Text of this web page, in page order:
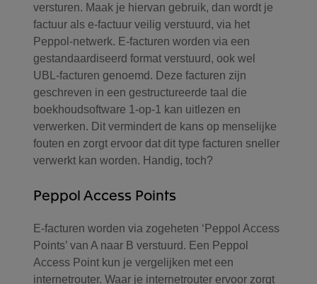
versturen. Maak je hiervan gebruik, dan wordt je
factuur als e-factuur veilig verstuurd, via het
Peppol-netwerk. E-facturen worden via een
gestandaardiseerd format verstuurd, ook wel
UBL-facturen genoemd. Deze facturen zijn
geschreven in een gestructureerde taal die
boekhoudsoftware 1-op-1 kan uitlezen en
verwerken. Dit vermindert de kans op menselijke
fouten en zorgt ervoor dat dit type facturen sneller
verwerkt kan worden. Handig, toch?
Peppol Access Points
E-facturen worden via zogeheten ‘Peppol Access
Points’ van A naar B verstuurd. Een Peppol
Access Point kun je vergelijken met een
internetrouter. Waar je internetrouter ervoor zorgt